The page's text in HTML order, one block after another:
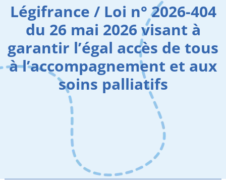
Légifrance / Loi n° 2026-404
du 26 mai 2026 visant à
garantir l’égal accès de tous
à l’accompagnement et aux
soins palliatifs